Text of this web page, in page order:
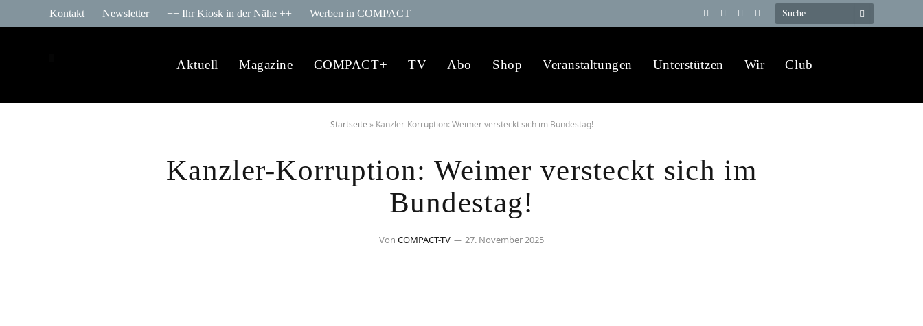
Kontakt Newsletter ++ Ihr Kiosk in der Nähe ++ Werben in COMPACT
Telegram
YouTube
X
WhatsApp
Aktuell Magazine COMPACT+ TV Abo Shop Veranstaltungen Unterstützen Wir Club
Startseite » Kanzler-Korruption: Weimer versteckt sich im Bundestag!
Kanzler-Korruption: Weimer versteckt sich im
Bundestag!
Von COMPACT-TV 27. November 2025